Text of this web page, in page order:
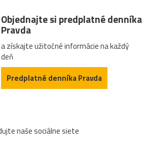
Objednajte si predplatné denníka
Pravda
a získajte užitočné informácie na každý
deň
Predplatné denníka Pravda
naše sociálne siete